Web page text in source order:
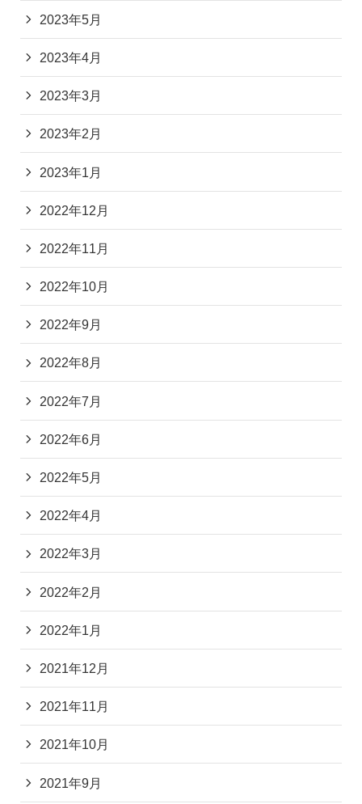
2023年5月
2023年4月
2023年3月
2023年2月
2023年1月
2022年12月
2022年11月
2022年10月
2022年9月
2022年8月
2022年7月
2022年6月
2022年5月
2022年4月
2022年3月
2022年2月
2022年1月
2021年12月
2021年11月
2021年10月
2021年9月